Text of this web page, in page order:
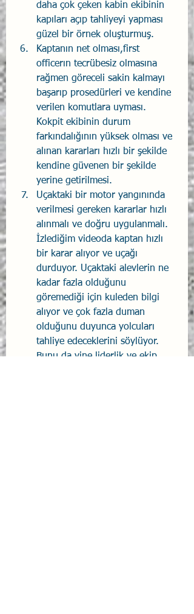
daha çok çeken kabin ekibinin
kapıları açıp tahliyeyi yapması
güzel bir örnek oluşturmuş.
Kaptanın net olması,first
officerın tecrübesiz olmasına
rağmen göreceli sakin kalmayı
başarıp prosedürleri ve kendine
verilen komutlara uyması.
Kokpit ekibinin durum
farkındalığının yüksek olması ve
alınan kararları hızlı bir şekilde
kendine güvenen bir şekilde
yerine getirilmesi.
Uçaktaki bir motor yangınında
verilmesi gereken kararlar hızlı
alınmalı ve doğru uygulanmalı.
İzlediğim videoda kaptan hızlı
bir karar alıyor ve uçağı
durduyor. Uçaktaki alevlerin ne
kadar fazla olduğunu
göremediği için kuleden bilgi
alıyor ve çok fazla duman
olduğunu duyunca yolcuları
tahliye edeceklerini söylüyor.
Bunu da yine liderlik ve ekip